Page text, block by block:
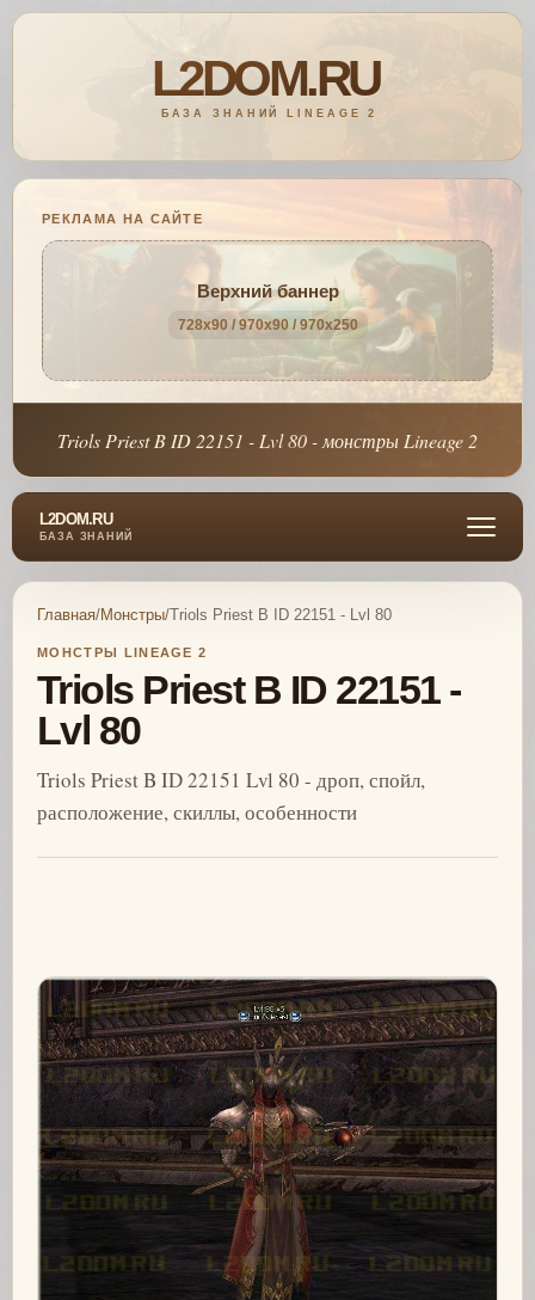
РЕКЛАМА НА САЙТЕ
Верхний баннер
728x90 / 970x90 / 970x250
Triols Priest B ID 22151 - Lvl 80 - монстры Lineage 2
L2DOM.RU
БАЗА ЗНАНИЙ
Главная/Монстры/Triols Priest B ID 22151 - Lvl 80
МОНСТРЫ LINEAGE 2
Triols Priest B ID 22151 -
Lvl 80
Triols Priest B ID 22151 Lvl 80 - дроп, спойл,
расположение, скиллы, особенности